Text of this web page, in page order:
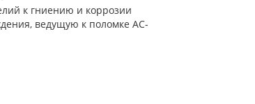
к гниению и коррозии
ведущую к поломке AC-